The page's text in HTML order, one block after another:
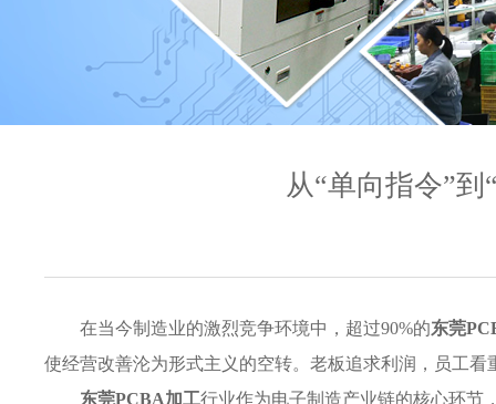
从“单向指令”
在当今制造业的激烈竞争环境中，超过90%的东莞
使经营改善沦为形式主义的空转。老板追求利润，员工
东莞PCBA加工行业作为电子制造产业链的核心环节